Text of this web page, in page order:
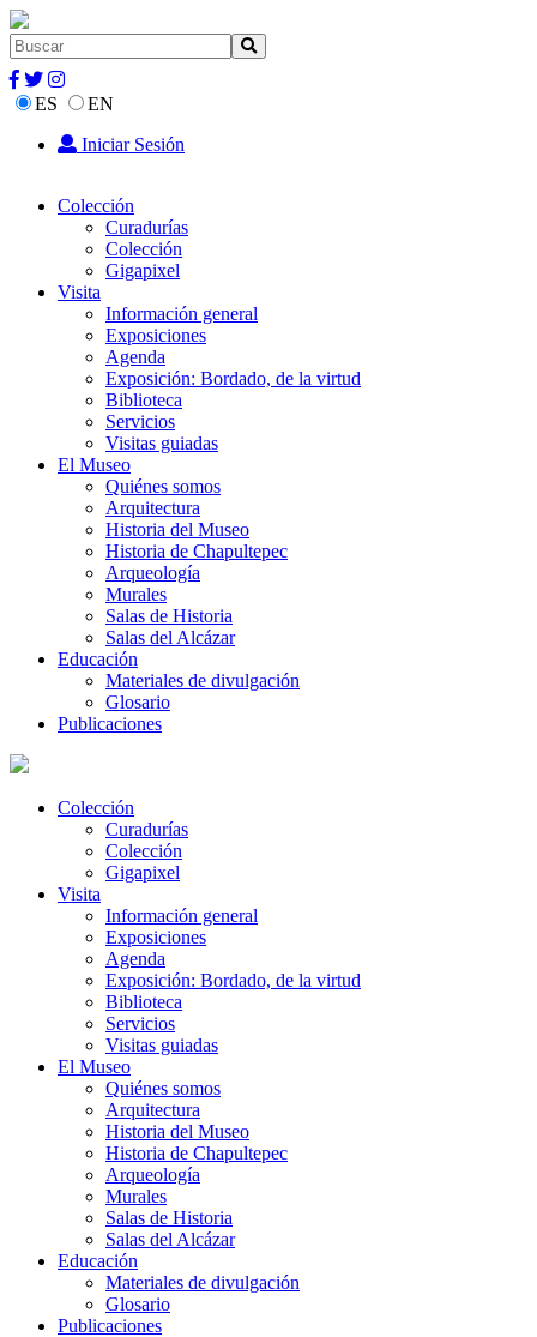
ES
EN
Iniciar Sesión
Colección
Curadurías
Colección
Gigapixel
Visita
Información general
Exposiciones
Agenda
Exposición: Bordado, de la virtud
Biblioteca
Servicios
Visitas guiadas
El Museo
Quiénes somos
Arquitectura
Historia del Museo
Historia de Chapultepec
Arqueología
Murales
Salas de Historia
Salas del Alcázar
Educación
Materiales de divulgación
Glosario
Publicaciones
Colección
Curadurías
Colección
Gigapixel
Visita
Información general
Exposiciones
Agenda
Exposición: Bordado, de la virtud
Biblioteca
Servicios
Visitas guiadas
El Museo
Quiénes somos
Arquitectura
Historia del Museo
Historia de Chapultepec
Arqueología
Murales
Salas de Historia
Salas del Alcázar
Educación
Materiales de divulgación
Glosario
Publicaciones